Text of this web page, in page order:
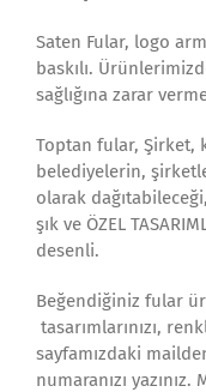
Saten Fular, logo
baskılı.
sağlığına zarar
Toptan fular, Şirket,
belediyelerin,
olarak
şık ve ÖZEL
desenli.
Beğendiğiniz fular
tasarımlarınızı,
sayfamızdaki
numaranızı